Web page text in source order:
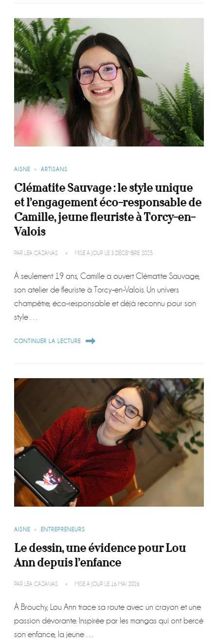
AISNE ARTISANS
Clématite Sauvage : le style unique
et l’engagement éco-responsable de
Camille, jeune fleuriste à Torcy-en-
Valois
PAR LÉA CAZANAS MISE À JOUR LE 3 DÉCEMBRE 2025
À seulement 19 ans, Camille a ouvert Clématite Sauvage,
son atelier de fleuriste à Torcy-en-Valois. Un univers
champêtre, éco-responsable et déjà reconnu pour son
style …
CONTINUER LA LECTURE
AISNE ENTREPRENEURS
Le dessin, une évidence pour Lou
Ann depuis l’enfance
PAR LÉA CAZANAS MISE À JOUR LE 16 MAI 2026
À Brouchy, Lou Ann trace sa route avec un crayon et une
passion dévorante. Inspirée par les mangas qui ont bercé
son enfance, la jeune …